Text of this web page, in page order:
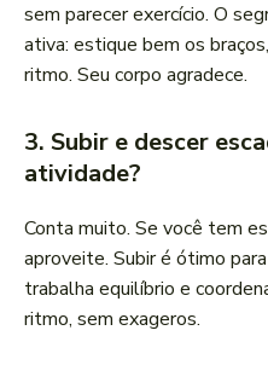
sem parecer exercício. O
ativa: estique bem os
ritmo. Seu corpo agradece.
3. Subir e descer
atividade?
Conta muito. Se você tem
aproveite. Subir é ótimo
trabalha equilíbrio e
ritmo, sem exageros.